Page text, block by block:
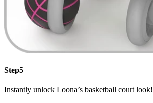
Step5
Instantly unlock Loona’s basketball court look!